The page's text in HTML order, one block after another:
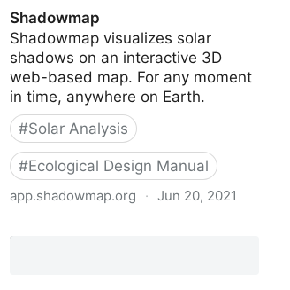
Shadowmap
Shadowmap visualizes solar
shadows on an interactive 3D
web-based map. For any moment
in time, anywhere on Earth.
#Solar Analysis
#Ecological Design Manual
app.shadowmap.org · Jun 20, 2021